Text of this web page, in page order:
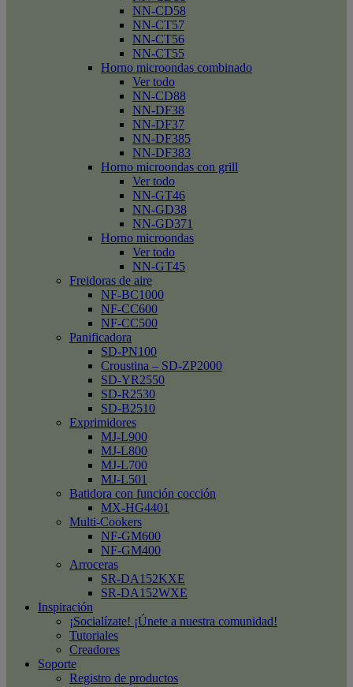
NN-CD58
NN-CT57
NN-CT56
NN-CT55
Horno microondas combinado
Ver todo
NN-CD88
NN-DF38
NN-DF37
NN-DF385
NN-DF383
Horno microondas con grill
Ver todo
NN-GT46
NN-GD38
NN-GD371
Horno microondas
Ver todo
NN-GT45
Freidoras de aire
NF-BC1000
NF-CC600
NF-CC500
Panificadora
SD-PN100
Croustina – SD-ZP2000
SD-YR2550
SD-R2530
SD-B2510
Exprimidores
MJ-L900
MJ-L800
MJ-L700
MJ-L501
Batidora con función cocción
MX-HG4401
Multi-Cookers
NF-GM600
NF-GM400
Arroceras
SR-DA152KXE
SR-DA152WXE
Inspiración
¡Socialízate! ¡Únete a nuestra comunidad!
Tutoriales
Creadores
Soporte
Registro de productos